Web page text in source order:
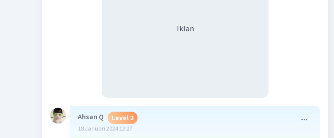
Iklan
Ahsan Q Level 2
18 Januari 2024 12:27